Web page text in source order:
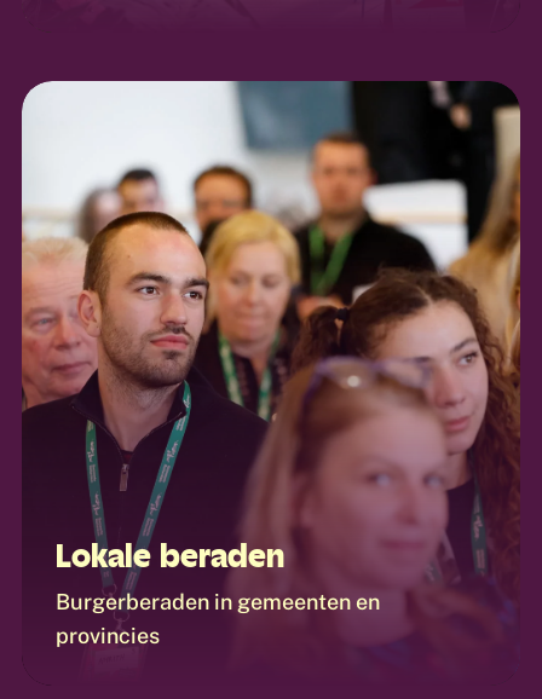
Lokale beraden
Burgerberaden in gemeenten en
provincies